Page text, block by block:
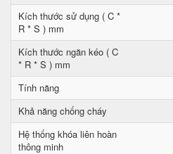
Kích thước sử dụng ( C *
R * S ) mm
Kích thước ngăn kéo ( C
* R * S ) mm
Tính năng
Khả năng chống cháy
Hệ thống khóa liên hoàn
thông minh